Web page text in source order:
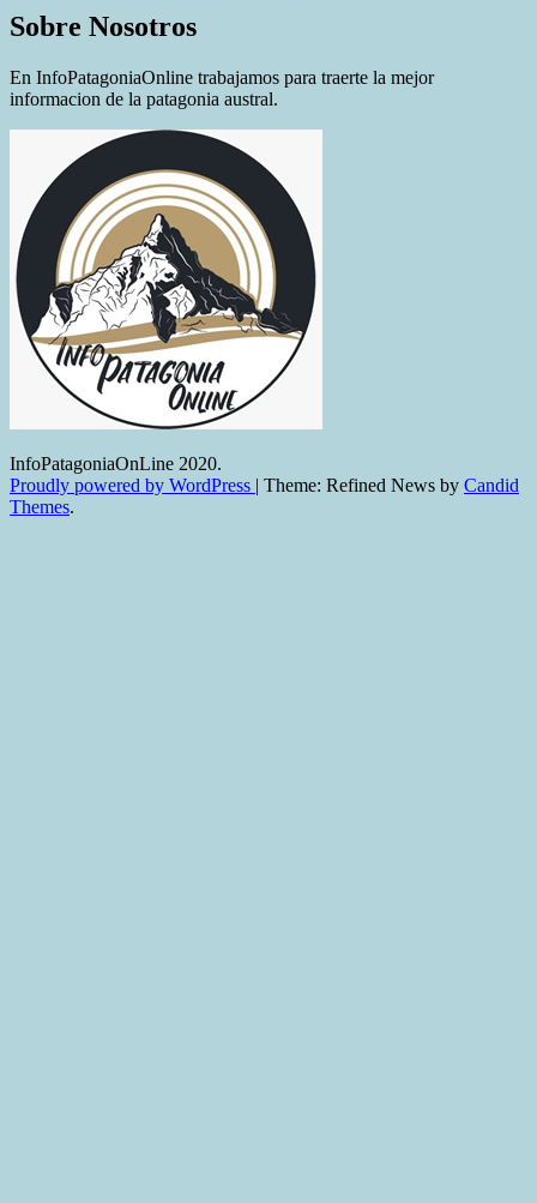
Sobre Nosotros
En InfoPatagoniaOnline trabajamos para traerte la mejor
informacion de la patagonia austral.
InfoPatagoniaOnLine 2020.
Proudly powered by WordPress | Theme: Refined News by Candid
Themes.